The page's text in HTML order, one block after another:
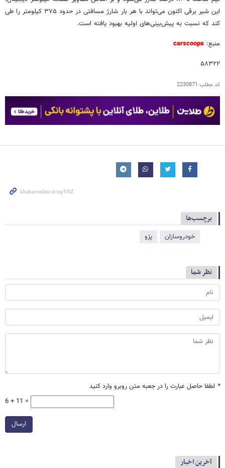
این شیر برقی اکنون می‌تواند با هر بار شارژ مسافتی در حدود ۳۷۵ کیلومتر را طی
کند که نسبت به پیش‌بینی‌های اولیه بهبود یافته است.
منبع: carscoops
۵۸۳۲۲
کد مطلب 2230871
برچسب‌ها
خودروسازان پژو
نظر شما
* لطفا حاصل عبارت را در جعبه متن روبرو وارد کنید
6 + 11 =
ارسال
آخرین اخبار